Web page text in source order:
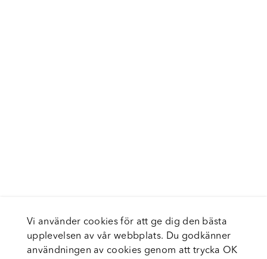
Vi använder cookies för att ge dig den bästa
upplevelsen av vår webbplats. Du godkänner
användningen av cookies genom att trycka OK